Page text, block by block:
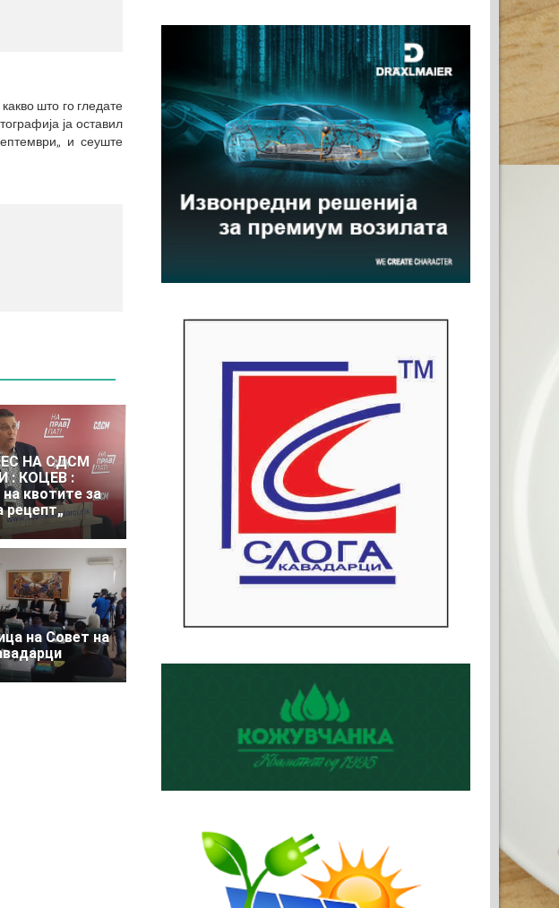
(770x120)
што го гледате
ја оставил
и сеуште
МЕСТО ЗА ВАШАТА РЕКЛАМА
(770x120)
НА СДСМ
: КОЦЕВ :
квотите за
рецепт„
на Совет на